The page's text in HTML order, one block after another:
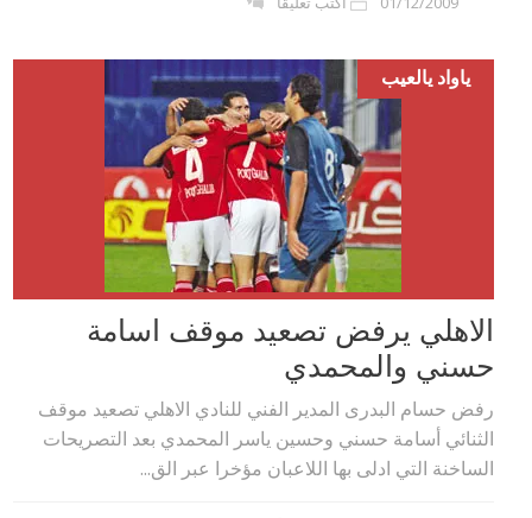
ياواد يالعيب
الاهلي يرفض تصعيد موقف اسامة
حسني والمحمدي
رفض حسام البدرى المدير الفني للنادي الاهلي تصعيد موقف
الثنائي أسامة حسني وحسين ياسر المحمدي بعد التصريحات
الساخنة التي ادلى بها اللاعبان مؤخرا عبر الق...